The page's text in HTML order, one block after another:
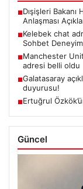
■Dışişleri
Anlaşması
■Kelebek chat
Sohbet
■Manchester
adresi belli oldu
■Galatasaray
duyurusu!
■Ertuğrul
Güncel